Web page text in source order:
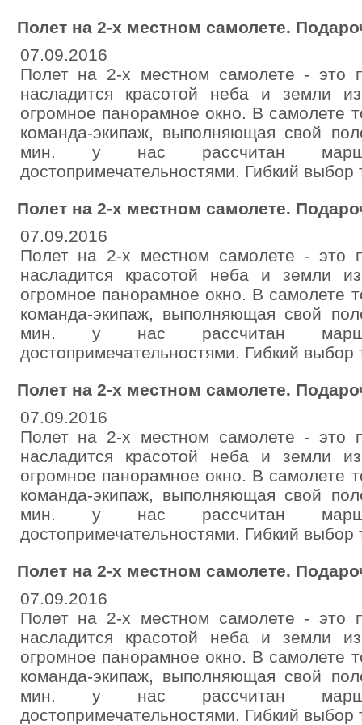
Полет на 2-х местном самолете.
07.09.2016
Полет на 2-х местном самолете - это
насладится красотой неба и земли
огромное панорамное окно. В самолете
команда-экипаж, выполняющая свой
мин. у нас рассчитан
достопримечательностями. Гибкий
Полет на 2-х местном самолете.
07.09.2016
Полет на 2-х местном самолете - это
насладится красотой неба и земли
огромное панорамное окно. В самолете
команда-экипаж, выполняющая свой
мин. у нас рассчитан
достопримечательностями. Гибкий
Полет на 2-х местном самолете.
07.09.2016
Полет на 2-х местном самолете - это
насладится красотой неба и земли
огромное панорамное окно. В самолете
команда-экипаж, выполняющая свой
мин. у нас рассчитан
достопримечательностями. Гибкий
Полет на 2-х местном самолете.
07.09.2016
Полет на 2-х местном самолете - это
насладится красотой неба и земли
огромное панорамное окно. В самолете
команда-экипаж, выполняющая свой
мин. у нас рассчитан
достопримечательностями. Гибкий